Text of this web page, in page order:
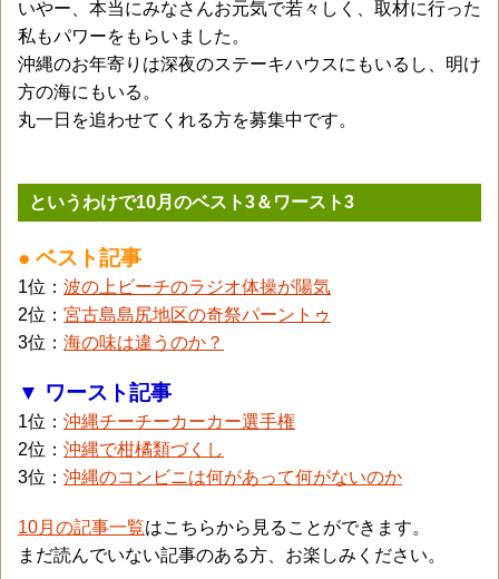
いやー、本当にみなさんお元気で若々しく、取材に行った
私もパワーをもらいました。
沖縄のお年寄りは深夜のステーキハウスにもいるし、明け
方の海にもいる。
丸一日を追わせてくれる方を募集中です。
というわけで10月のベスト3＆ワースト3
● ベスト記事
1位： 波の上ビーチのラジオ体操が陽気
2位： 宮古島島尻地区の奇祭パーントゥ
3位： 海の味は違うのか？
▼ ワースト記事
1位： 沖縄チーチーカーカー選手権
2位： 沖縄で柑橘類づくし
3位： 沖縄のコンビニは何があって何がないのか
10月の記事一覧はこちらから見ることができます。
まだ読んでいない記事のある方、お楽しみください。